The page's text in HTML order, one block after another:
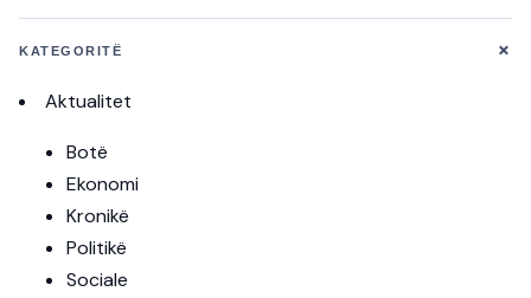
KATEGORITË +
Aktualitet
Botë
Ekonomi
Kronikë
Politikë
Sociale